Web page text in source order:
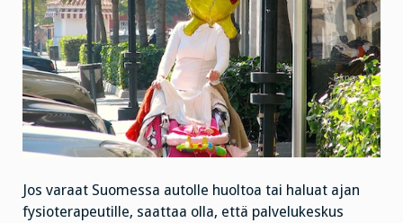
Jos varaat Suomessa autolle huoltoa tai haluat ajan
fysioterapeutille, saattaa olla, että palvelukeskus